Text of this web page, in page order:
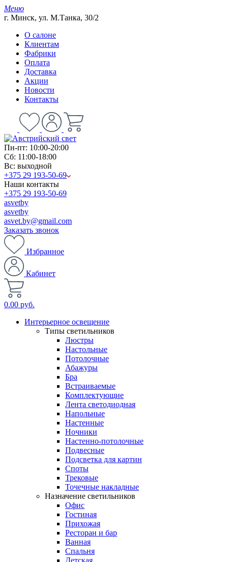
Меню
г. Минск, ул. М.Танка, 30/2
О салоне
Клиентам
Фабрики
Оплата
Доставка
Акции
Новости
Контакты
Пн-пт: 10:00-20:00
Сб: 11:00-18:00
Вс: выходной
+375 29 193-50-69
Наши контакты
+375 29 193-50-69
asvetby
asvetby
asvet.by@gmail.com
Заказать звонок
Избранное
Кабинет
0.00 руб.
Интерьерное освещение
Типы светильников
Люстры
Настольные
Потолочные
Абажуры
Бра
Встраиваемые
Комплектующие
Лента светодиодная
Напольные
Настенные
Ночники
Настенно-потолочные
Подвесные
Подсветка для картин
Споты
Трековые
Точечные накладные
Назначение светильников
Офис
Гостиная
Прихожая
Ресторан и бар
Ванная
Спальня
Детская